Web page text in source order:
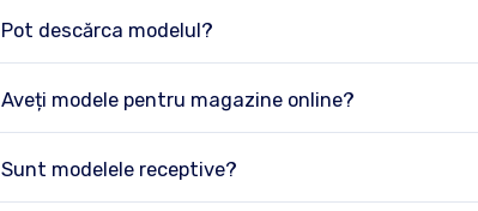
Pot descărca modelul?
Aveți modele pentru magazine online?
Sunt modelele receptive?